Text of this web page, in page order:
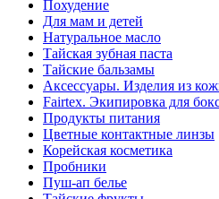
Похудение
Для мам и детей
Натуральное масло
Тайская зубная паста
Тайские бальзамы
Аксессуары. Изделия из
Fairtex. Экипировка для
Продукты питания
Цветные контактные линзы
Корейская косметика
Пробники
Пуш-ап белье